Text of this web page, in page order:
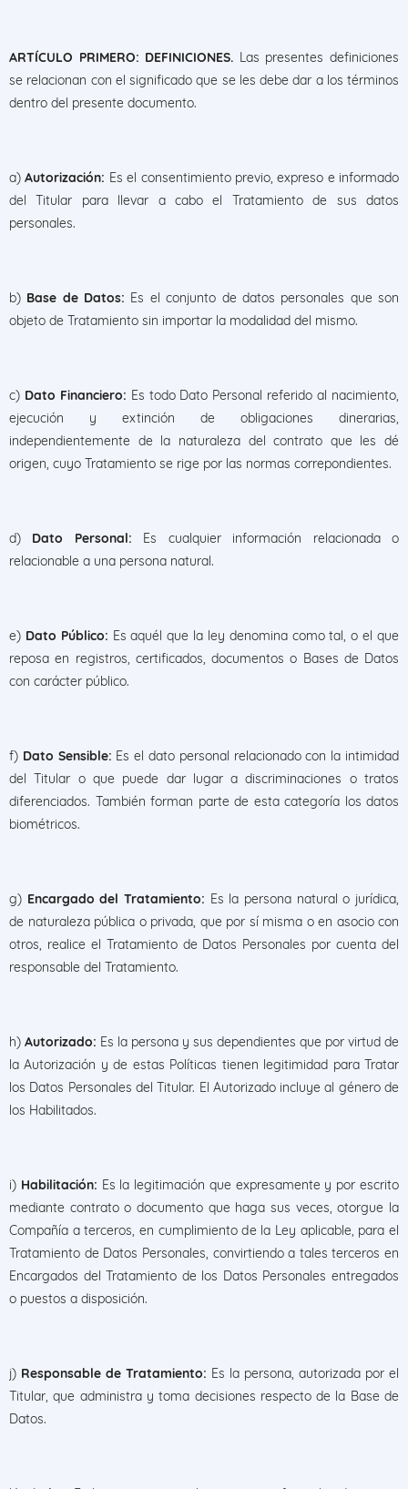
ARTÍCULO PRIMERO: DEFINICIONES. Las presentes definiciones
se relacionan con el significado que se les debe dar a los términos
dentro del presente documento.
a)Autorización: Es el consentimiento previo, expreso e informado
del Titular para llevar a cabo el Tratamiento de sus datos
personales.
b) Base de Datos: Es el conjunto de datos personales que son
objeto de Tratamiento sin importar la modalidad del mismo.
c) Dato Financiero: Es todo Dato Personal referido al nacimiento,
ejecución y extinción de obligaciones dinerarias,
independientemente de la naturaleza del contrato que les dé
origen, cuyo Tratamiento se rige por las normas correpondientes.
d) Dato Personal: Es cualquier información relacionada o
relacionable a una persona natural.
e) Dato Público: Es aquél que la ley denomina como tal, o el que
reposa en registros, certificados, documentos o Bases de Datos
con carácter público.
f) Dato Sensible: Es el dato personal relacionado con la intimidad
del Titular o que puede dar lugar a discriminaciones o tratos
diferenciados. También forman parte de esta categoría los datos
biométricos.
g) Encargado del Tratamiento: Es la persona natural o jurídica,
de naturaleza pública o privada, que por sí misma o en asocio con
otros, realice el Tratamiento de Datos Personales por cuenta del
responsable del Tratamiento.
h) Autorizado: Es la persona y sus dependientes que por virtud de
la Autorización y de estas Políticas tienen legitimidad para Tratar
los Datos Personales del Titular. El Autorizado incluye al género de
los Habilitados.
i) Habilitación: Es la legitimación que expresamente y por escrito
mediante contrato o documento que haga sus veces, otorgue la
Compañía a terceros, en cumplimiento de la Ley aplicable, para el
Tratamiento de Datos Personales, convirtiendo a tales terceros en
Encargados del Tratamiento de los Datos Personales entregados
o puestos a disposición.
j) Responsable de Tratamiento: Es la persona, autorizada por el
Titular, que administra y toma decisiones respecto de la Base de
Datos.